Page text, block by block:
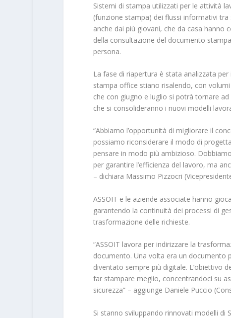
Sistemi di stampa utilizzati per le attività
(funzione stampa) dei flussi informativi
anche dai più giovani, che da casa hanno
della consultazione del documento
persona.
La fase di riapertura è stata analizzata
stampa office stiano risalendo, con
che con giugno e luglio si potrà tornare
che si consolideranno i nuovi modelli
“Abbiamo l’opportunità di migliorare il
possiamo riconsiderare il modo di
pensare in modo più ambizioso.
per garantire l’efficienza del lavoro, ma
– dichiara Massimo Pizzocri
ASSOIT e le aziende associate hanno
garantendo la continuità dei processi di
trasformazione delle richieste.
“ASSOIT lavora per indirizzare la
documento. Una volta era un documento
diventato sempre più digitale. L’obiettivo
far stampare meglio, concentrandoci su
sicurezza” – aggiunge Daniele Puccio
Si stanno sviluppando rinnovati modelli di